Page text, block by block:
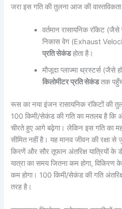
जरा इस गति की तुलना आज की
वर्तमान रासायनिक रॉकेट
निकास वेग (Exhaust
प्रति सेकंडहोता है।
मौजूदा प्लाज्मा थ्रस्टर्स (जैसे
किलोमीटर प्रति सेकंडतक
रूस का नया इंजन रासायनिक रॉकेटों की
100 किमी/सेकंड की गति का मतलब है कि
चीरते हुए आगे बढ़ेगा। लेकिन इस गति का
सीमित नहीं है। यह मानव जीवन की रक्षा से
किरणें और सौर तूफान अंतरिक्ष यात्रियों
यात्रा का समय जितना कम होगा,
कम होगा। 100 किमी/सेकंड की गति
तरह है।